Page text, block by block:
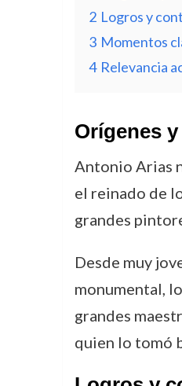
2 Logros y
3 Momentos
4 Relevancia
Orígenes
Antonio Arias
el reinado de
grandes
Desde muy
monumental,
grandes
quien lo tomó